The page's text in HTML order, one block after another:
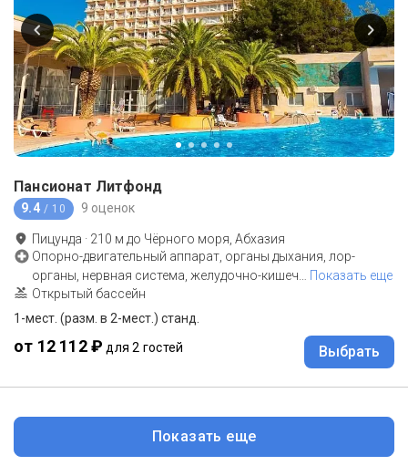
Пансионат Литфонд
9.4 / 10 9 оценок
Пицунда · 210 м до Чёрного моря, Абхазия
Опорно-двигательный аппарат, органы дыхания, лор-
органы, нервная система, желудочно-кишеч
Показать еще
Открытый бассейн
1-мест. (разм. в 2-мест.) станд.
от 12 112 ₽ для 2 гостей Выбрать
Показать еще